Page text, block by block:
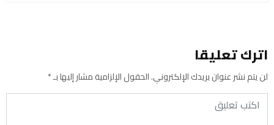
اترك تعليقا
لن يتم نشر عنوان بريدك الإلكتروني.الحقول الإلزامية مشار إليها بـ*